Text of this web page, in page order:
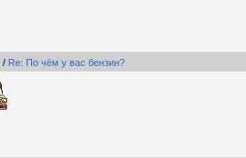
/ Re: По чём у вас бензин?